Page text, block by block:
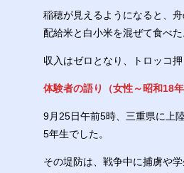
稲穂が見えるようになると、
配給米と白小米を混ぜて食べ
収入はゼロとなり、トロッコ
体験者の語り（女性～昭和18
9月25日午前5時、三重県に上
5年生でした。
その堤防は、戦争中に捕虜や